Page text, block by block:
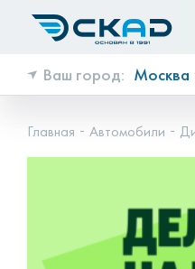
Ваш город: Москва
Главная Автомобили